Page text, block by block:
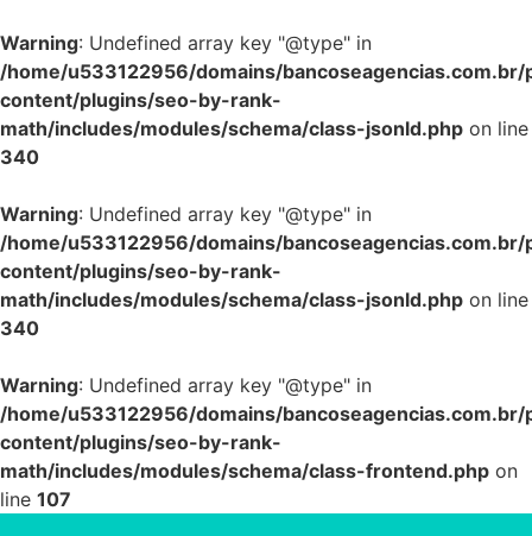
Warning: Undefined array key "@type" in
/home/u533122956/domains/
content/plugins/seo-by-rank-
math/includes/modules/schema/class-jsonld.php on line
340
Warning: Undefined array key "@type" in
/home/u533122956/domains/
content/plugins/seo-by-rank-
math/includes/modules/schema/class-jsonld.php on line
340
Warning: Undefined array key "@type" in
/home/u533122956/domains/
content/plugins/seo-by-rank-
math/includes/modules/schema/class-frontend.php on
line 107